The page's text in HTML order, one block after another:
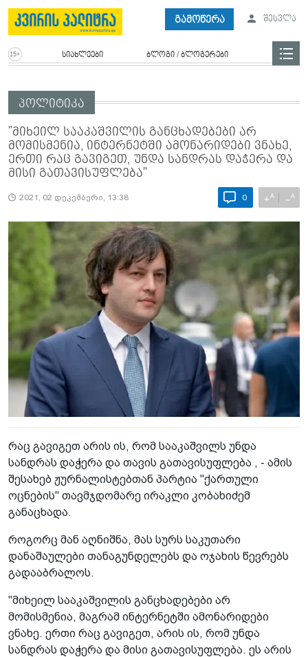
გამოწერა შესვლა
სიახლეები ბლოგი / ბლოგერები
პოლიტიკა
"მიხეილ სააკაშვილის განცხადებები არ
მომისმენია, ინტერნეტში ამონარიდები ვნახე,
ერთი რაც გავიგეთ, უნდა სანდრას დაჭერა და
მისი გათავისუფლება"
2021, 02 დეკემბერი, 13:38 0 +A −A
რაც გავიგეთ არის ის, რომ სააკაშვილს უნდა
სანდრას დაჭერა და თავის გათავისუფლება , - ამის
შესახებ ჟურნალისტებთან პარტია "ქართული
ოცნების" თავმჯდომარე ირაკლი კობახიძემ
განაცხადა.
როგორც მან აღნიშნა, მას სურს საკუთარი
დანაშაულები თანაგუნდელებს და ოჯახის წევრებს
გადააბრალოს.
"მიხეილ სააკაშვილის განცხადებები არ
მომისმენია, მაგრამ ინტერნეტში ამონარიდები
ვნახე. ერთი რაც გავიგეთ, არის ის, რომ უნდა
სანდრას დაჭერა და მისი გათავისუფლება. ეს არის